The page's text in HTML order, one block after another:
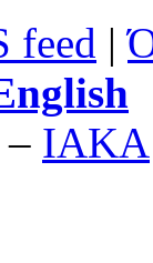
feed |
– ΙΑΚΑ